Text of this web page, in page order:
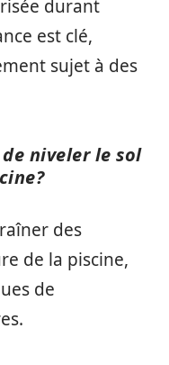
durant
est clé,
sujet à des
niveler le sol
des
de la piscine,
de